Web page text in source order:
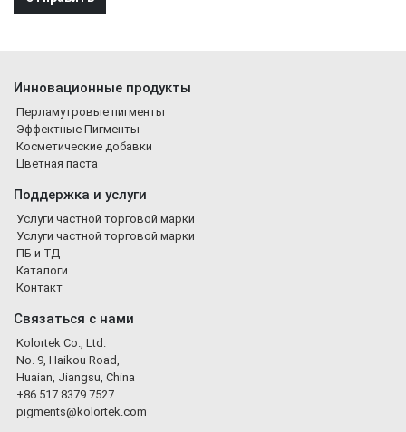
Инновационные продукты
Перламутровые пигменты
Эффектные Пигменты
Косметические добавки
Цветная паста
Поддержка и услуги
Услуги частной торговой марки
Услуги частной торговой марки
ПБ и ТД
Каталоги
Контакт
Связаться с нами
Kolortek Co., Ltd.
No. 9, Haikou Road,
Huaian, Jiangsu, China
+86 517 8379 7527
pigments@kolortek.com